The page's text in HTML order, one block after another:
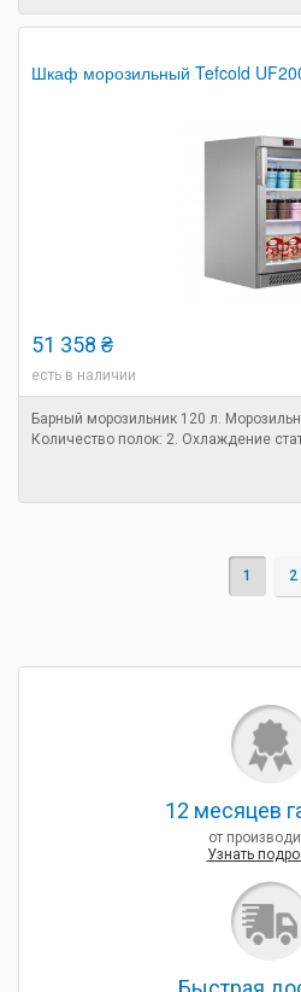
Шкаф морозильный Tefcold
51 358 ₴
есть в наличии
Барный морозильник 120 л.
Количество полок: 2. Охлаждение
1 2
12 месяцев
от
Узнать